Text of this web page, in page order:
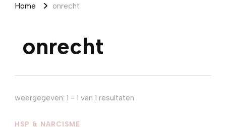
Home onrecht
onrecht
weergegeven: 1 - 1 van 1 resultaten
HSP & NARCISME